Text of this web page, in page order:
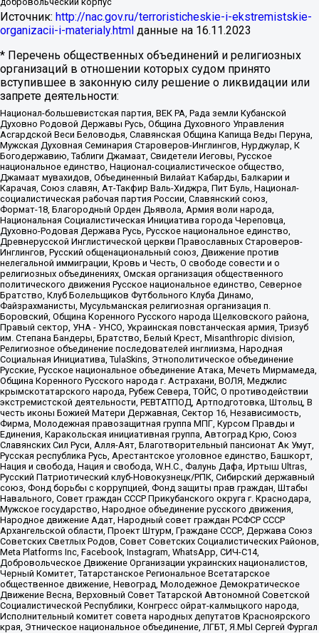
Источник: http://nac.gov.ru/terroristicheskie-i-ekstremistskie-
organizacii-i-materialy.html данные на 16.11.2023
* Перечень общественных объединений и религиозных
организаций в отношении которых судом принято
вступившее в законную силу решение о ликвидации или
запрете деятельности:
Национал-большевистская партия, ВЕК РА, Рада земли Кубанской
Духовно Родовой Державы Русь, Община Духовного Управления
Асгардской Веси Беловодья, Славянская Община Капища Веды Перуна,
Мужская Духовная Семинария Староверов-Инглингов, Нурджулар, К
Богодержавию, Таблиги Джамаат, Свидетели Иеговы, Русское
национальное единство, Национал-социалистическое общество,
Джамаат мувахидов, Объединенный Вилайат Кабарды, Балкарии и
Карачая, Союз славян, Ат-Такфир Валь-Хиджра, Пит Буль, Национал-
социалистическая рабочая партия России, Славянский союз,
Формат-18, Благородный Орден Дьявола, Армия воли народа,
Национальная Социалистическая Инициатива города Череповца,
Духовно-Родовая Держава Русь, Русское национальное единство,
Древнерусской Инглистической церкви Православных Староверов-
Инглингов, Русский общенациональный союз, Движение против
нелегальной иммиграции, Кровь и Честь, О свободе совести и о
религиозных объединениях, Омская организация общественного
политического движения Русское национальное единство, Северное
Братство, Клуб Болельщиков Футбольного Клуба Динамо,
Файзрахманисты, Мусульманская религиозная организация п.
Боровский, Община Коренного Русского народа Щелковского района,
Правый сектор, УНА - УНСО, Украинская повстанческая армия, Тризуб
им. Степана Бандеры, Братство, Белый Крест, Misanthropic division,
Религиозное объединение последователей инглиизма, Народная
Социальная Инициатива, TulaSkins, Этнополитическое объединение
Русские, Русское национальное объединение Атака, Мечеть Мирмамеда,
Община Коренного Русского народа г. Астрахани, ВОЛЯ, Меджлис
крымскотатарского народа, Рубеж Севера, ТОЙС, О противодействии
экстремистской деятельности, РЕВТАТПОД, Артподготовка, Штольц, В
честь иконы Божией Матери Державная, Сектор 16, Независимость,
Фирма, Молодежная правозащитная группа МПГ, Курсом Правды и
Единения, Каракольская инициативная группа, Автоград Крю, Союз
Славянских Сил Руси, Алля-Аят, Благотворительный пансионат Ак Умут,
Русская республика Русь, Арестантское уголовное единство, Башкорт,
Нация и свобода, Нация и свобода, W.H.С., Фалунь Дафа, Иртыш Ultras,
Русский Патриотический клуб-Новокузнецк/РПК, Сибирский державный
союз, Фонд борьбы с коррупцией, Фонд защиты прав граждан, Штабы
Навального, Совет граждан СССР Прикубанского округа г. Краснодара,
Мужское государство, Народное объединение русского движения,
Народное движение Адат, Народный совет граждан РСФСР СССР
Архангельской области, Проект Штурм, Граждане СССР, Держава Союз
Советских Светлых Родов, Совет Советских Социалистических Районов,
Meta Platforms Inc, Facebook, Instagram, WhatsApp, СИЧ-С14,
Добровольческое Движение Организации украинских националистов,
Черный Комитет, Татарстанское Региональное Всетатарское
общественное движение, Невоград, Молодежное Демократическое
Движение Весна, Верховный Совет Татарской Автономной Советской
Социалистической Республики, Конгресс ойрат-калмыцкого народа,
Исполнительный комитет совета народных депутатов Красноярского
края, Этническое национальное объединение, ЛГБТ, Я.МЫ Сергей Фургал